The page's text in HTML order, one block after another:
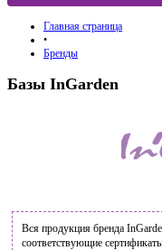
Главная страница
•
Бренды
Базы InGarden
Вся продукция бренда
соответствующие